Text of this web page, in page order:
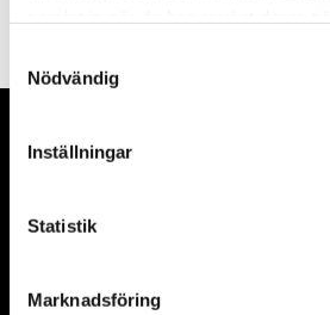
Nödvändig
Inställningar
Statistik
Marknadsföring
VÅRA LEVERANTÖRER
& däckmaskiner och Master
kunden.